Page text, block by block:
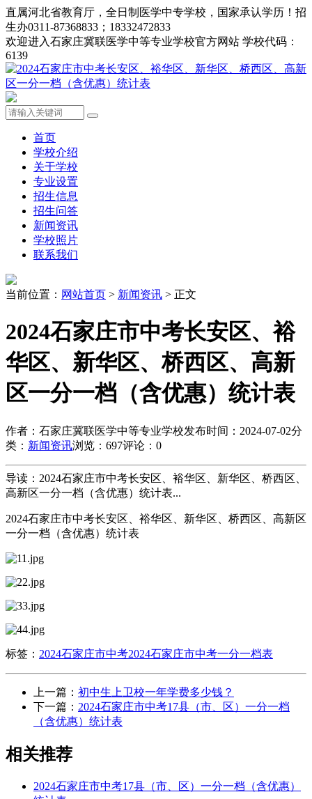
直属河北省教育厅，全日制医学中专学校，国家承认学历！招
生办0311-87368833；18332472833
欢迎进入石家庄冀联医学中等专业学校官方网站 学校代码：
6139
首页
学校介绍
关于学校
专业设置
招生信息
招生问答
新闻资讯
学校照片
联系我们
当前位置： 网站首页 > 新闻资讯 > 正文
2024石家庄市中考长安区、裕
华区、新华区、桥西区、高新
区一分一档（含优惠）统计表
作者：石家庄冀联医学中等专业学校发布时间：2024-07-02分
类： 新闻资讯浏览：697评论：0
导读：2024石家庄市中考长安区、裕华区、新华区、桥西区、
高新区一分一档（含优惠）统计表...
2024石家庄市中考长安区、裕华区、新华区、桥西区、高新区
一分一档（含优惠）统计表
标签： 2024石家庄市中考2024石家庄市中考一分一档表
上一篇： 初中生上卫校一年学费多少钱？
下一篇： 2024石家庄市中考17县（市、区）一分一档
（含优惠）统计表
相关推荐
2024石家庄市中考17县（市、区）一分一档（含优惠）